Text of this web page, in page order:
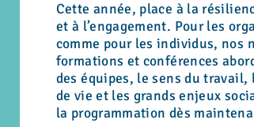
Cette année, place à la
et à l’engagement. Pour les
comme pour les individus, nos
formations et conférences
des équipes, le sens du
de vie et les grands enjeux
la programmation dès